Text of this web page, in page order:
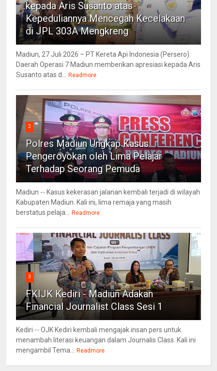
kepada Aris Susanto atas
Kepeduliannya Mencegah Kecelakaan
di JPL 303A Mengkreng
Madiun, 27 Juli 2026 – PT Kereta Api Indonesia (Persero)
Daerah Operasi 7 Madiun memberikan apresiasi kepada Aris
Susanto atas d...
Readmore
2
Polres Madiun Ungkap Kasus
Pengeroyokan oleh Lima Pelajar
Terhadap Seorang Pemuda
Madiun -- Kasus kekerasan jalanan kembali terjadi di wilayah
Kabupaten Madiun. Kali ini, lima remaja yang masih
berstatus pelaja...
Readmore
3
FKIJK Kediri - Madiun Adakan
Financial Journalist Class Sesi 1
Kediri -- OJK Kediri kembali mengajak insan pers untuk
menambah literasi keuangan dalam Journalis Class. Kali ini
mengambil Tema...
Readmore